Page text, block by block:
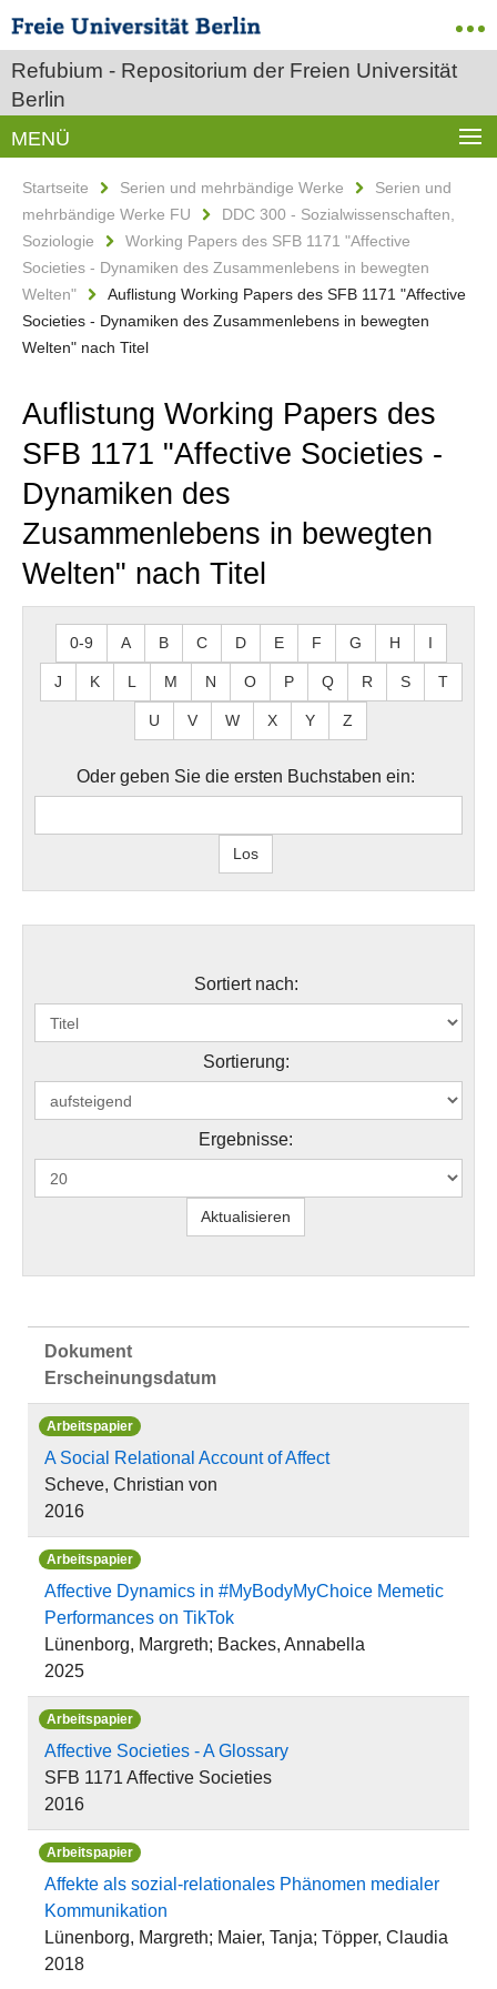
Refubium - Repositorium der Freien Universität
Berlin
MENÜ
Startseite Serien und mehrbändige Werke
Serien und
mehrbändige Werke FU
DDC 300 - Sozialwissenschaften,
Soziologie
Working Papers des SFB 1171 "Affective
Societies - Dynamiken des Zusammenlebens in bewegten
Welten"
Auflistung Working Papers des SFB 1171 "Affective
Societies - Dynamiken des Zusammenlebens in bewegten
Welten" nach Titel
Auflistung Working Papers des
SFB 1171 "Affective Societies -
Dynamiken des
Zusammenlebens in bewegten
Welten" nach Titel
0-9 A B C D E F G H I
J K L M N O P Q R S T
U V W X Y Z
Oder geben Sie die ersten Buchstaben ein:
Sortiert nach:
Sortierung:
Ergebnisse:
Dokument
Erscheinungsdatum
Arbeitspapier
A Social Relational Account of Affect
Scheve, Christian von
2016
Arbeitspapier
Affective Dynamics in #MyBodyMyChoice Memetic
Performances on TikTok
Lünenborg, Margreth; Backes, Annabella
2025
Arbeitspapier
Affective Societies - A Glossary
SFB 1171 Affective Societies
2016
Arbeitspapier
Affekte als sozial-relationales Phänomen medialer
Kommunikation
Lünenborg, Margreth; Maier, Tanja; Töpper, Claudia
2018